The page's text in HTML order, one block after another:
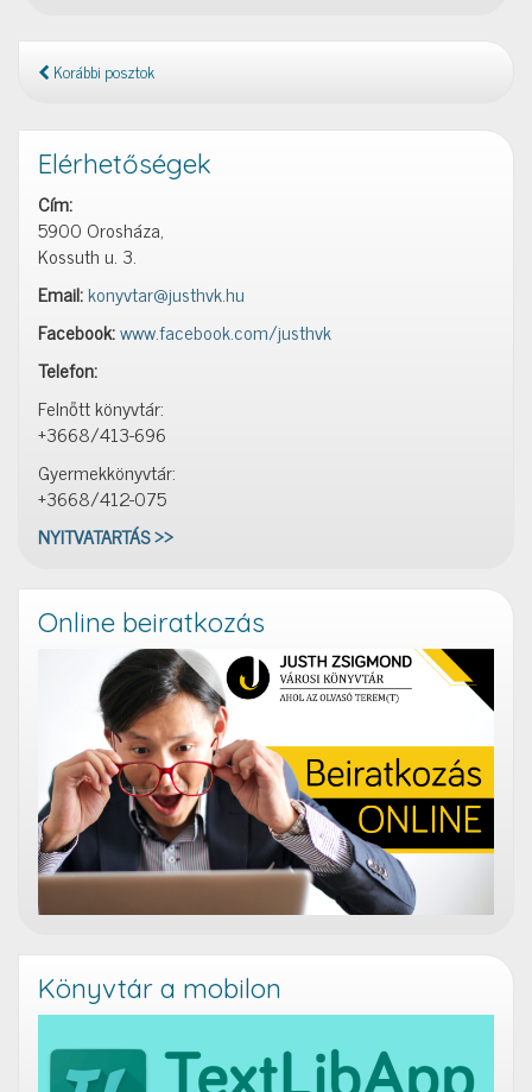
meghosszabbítva!
Korábbi posztok
Elérhetőségek
Cím:
5900 Orosháza,
Kossuth u. 3.
Email:konyvtar@justhvk.hu
Facebook:www.facebook.com/justhvk
Telefon:
Felnőtt könyvtár:
+3668/413-696
Gyermekkönyvtár:
+3668/412-075
NYITVATARTÁS >>
Online beiratkozás
Könyvtár a mobilon